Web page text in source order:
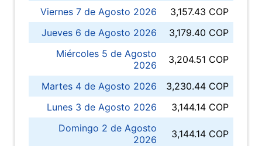
Viernes 7 de Agosto 2026
3,157.43 COP
Jueves 6 de Agosto 2026
3,179.40 COP
Miércoles 5 de Agosto
2026
3,204.51 COP
Martes 4 de Agosto 2026
3,230.44 COP
Lunes 3 de Agosto 2026
3,144.14 COP
Domingo 2 de Agosto
2026
3,144.14 COP